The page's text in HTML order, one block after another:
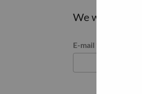
We will email
Reset password
E-mail